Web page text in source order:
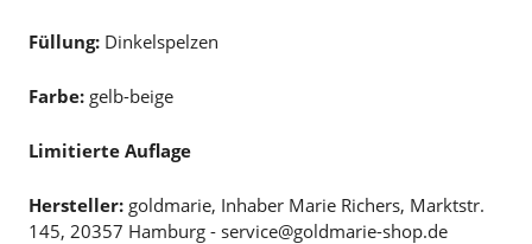
Füllung: Dinkelspelzen
Farbe: gelb-beige
Limitierte Auflage
Hersteller: goldmarie, Inhaber Marie Richers, Marktstr.
145, 20357 Hamburg - service@goldmarie-shop.de